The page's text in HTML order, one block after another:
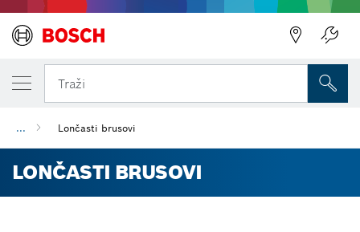
Traži
... Lončasti brusovi
LONČASTI BRUSOVI